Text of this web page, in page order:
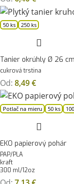
50 ks 250 ks
Tanier okrúhly Ø 26 cm
cukrová trstina
Od: 8,49€
Potlač na mieru 50 ks
EKO papierový pohár
PAP/PLA
kraft
300 ml/12oz